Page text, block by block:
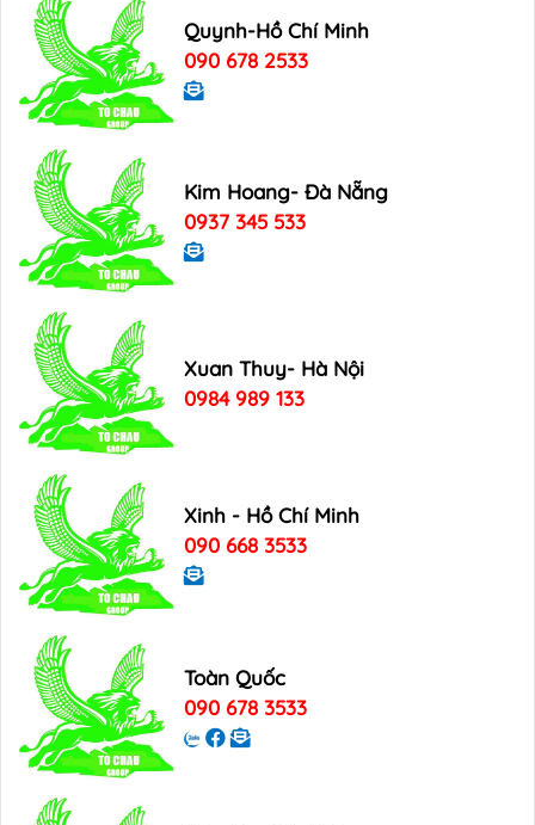
Quynh-Hồ Chí Minh
090 678 2533
Kim Hoang- Đà Nẵng
0937 345 533
Xuan Thuy- Hà Nội
0984 989 133
Xinh - Hồ Chí Minh
090 668 3533
Toàn Quốc
090 678 3533